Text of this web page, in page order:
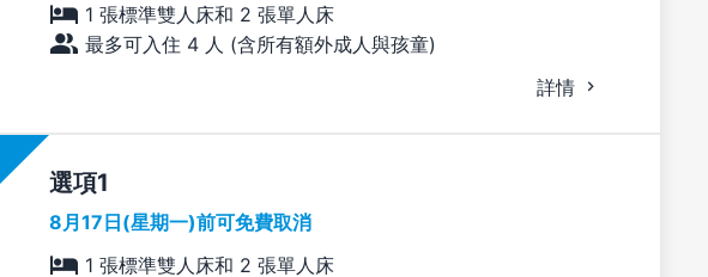
1 張標準雙人床和 2 張單人床
最多可入住 4 人 (含所有額外成人與孩童)
詳情
選項
8月17日(星期一)前可免費取消
1 張標準雙人床和 2 張單人床